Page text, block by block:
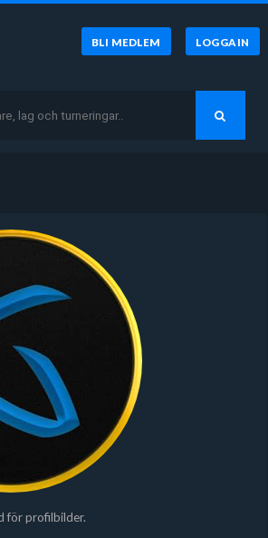
BLI MEDLEM LOGGA IN
för profilbilder.